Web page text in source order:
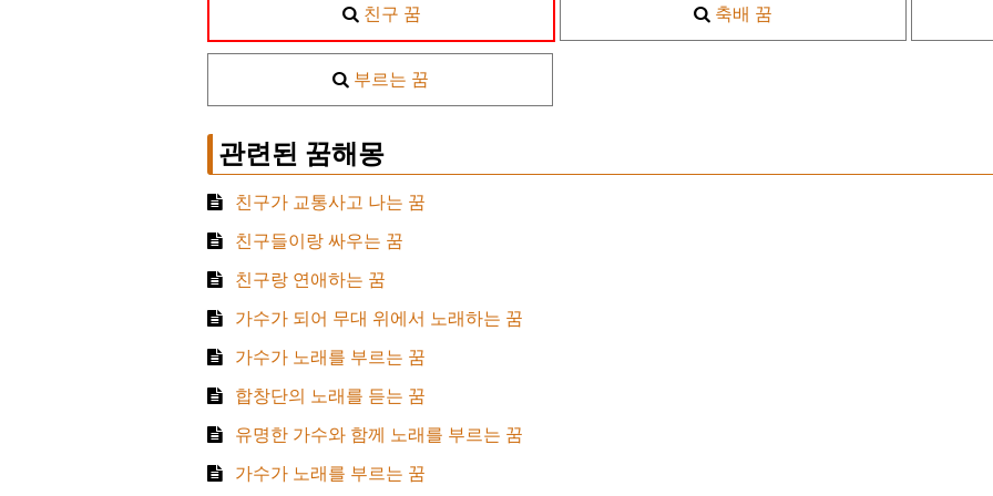
친구 꿈 축배 꿈
부르는 꿈
관련된 꿈해몽
친구가 교통사고 나는 꿈
친구들이랑 싸우는 꿈
친구랑 연애하는 꿈
가수가 되어 무대 위에서 노래하는 꿈
가수가 노래를 부르는 꿈
합창단의 노래를 듣는 꿈
유명한 가수와 함께 노래를 부르는 꿈
가수가 노래를 부르는 꿈